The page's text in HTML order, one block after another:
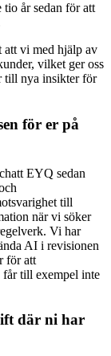
år sedan för att
att vi med hjälp av
vilket ger oss
till nya insikter för
för er på
EYQ sedan
till
när vi söker
Vi har
AI i revisionen
för att
till exempel inte
där ni har